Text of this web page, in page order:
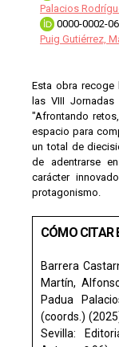
Palacios
0000-0002-
Puig Gutiérrez,
Esta obra recoge
las VIII
"Afrontando
espacio para
un total de
de adentrarse
carácter
protagonismo.
CÓMO CITAR
Barrera
Martín,
Padua
(coords.)
Sevilla: